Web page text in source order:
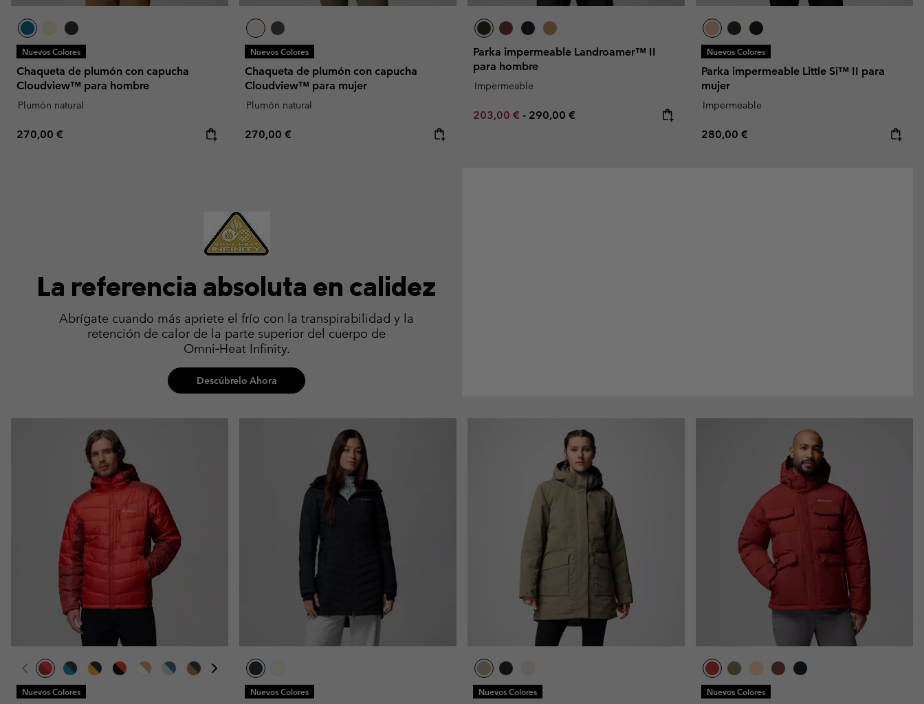
Nuevos Colores
Chaqueta de plumón con capucha
Cloudview™ para hombre
Plumón natural
Regular price:
270,00 €
Nuevos Colores
Chaqueta de plumón con capucha
Cloudview™ para mujer
Plumón natural
Regular price:
270,00 €
Parka impermeable Landroamer™ II
para hombre
Impermeable
Minimum sale price:
203,00 € - Maximum price:
290,00 €
Nuevos Colores
Parka impermeable Little Si™ II para
mujer
Impermeable
Regular price:
280,00 €
La referencia absoluta en calidez
Abrígate cuando más apriete el frío con la transpirabilidad y la
retención de calor de la parte superior del cuerpo de
Omni‑Heat Infinity.
Descúbrelo Ahora
Nuevos Colores Nuevos Colores Nuevos Colores Nuevos Colores